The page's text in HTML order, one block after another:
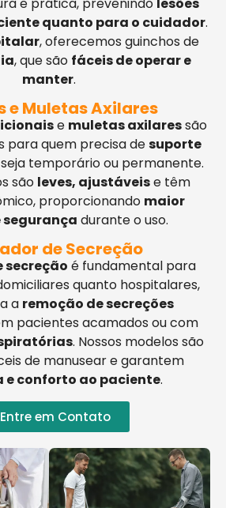
quanto para o cuidador.
, oferecemos guinchos de
, que são fáceis de operar e
manter.
e Muletas Axilares
e muletas axilaressão
para quem precisa desuporte
seja temporário ou permanente.
são leves, ajustáveise têm
proporcionando maior
durante o uso.
de Secreção
secreção é fundamental para
quanto hospitalares,
a remoção de secreções
pacientes acamados ou com
. Nossos modelos são
de manusear e garantem
e conforto ao paciente.
Entre em Contato